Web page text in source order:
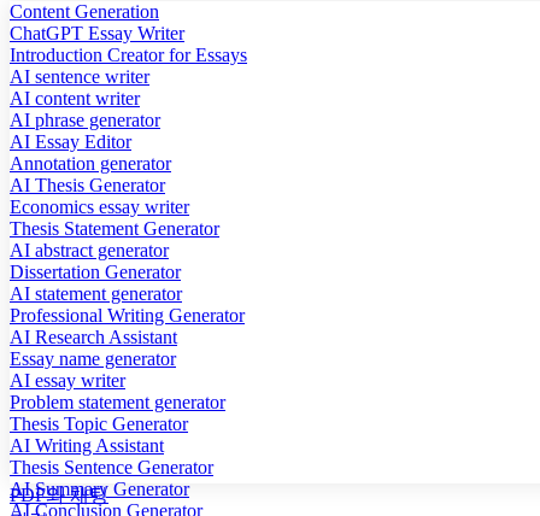
Content Generation
ChatGPT Essay Writer
Introduction Creator for Essays
AI sentence writer
AI content writer
AI phrase generator
AI Essay Editor
Annotation generator
AI Thesis Generator
Economics essay writer
Thesis Statement Generator
AI abstract generator
Dissertation Generator
AI statement generator
Professional Writing Generator
AI Research Assistant
Essay name generator
AI essay writer
Problem statement generator
Thesis Topic Generator
AI Writing Assistant
Thesis Sentence Generator
AI Summary Generator
AI Conclusion Generator
PDF와 채팅